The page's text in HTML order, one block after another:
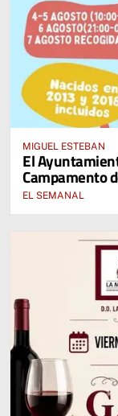
MIGUEL ESTEBAN
El
Campamento
EL SEMANAL